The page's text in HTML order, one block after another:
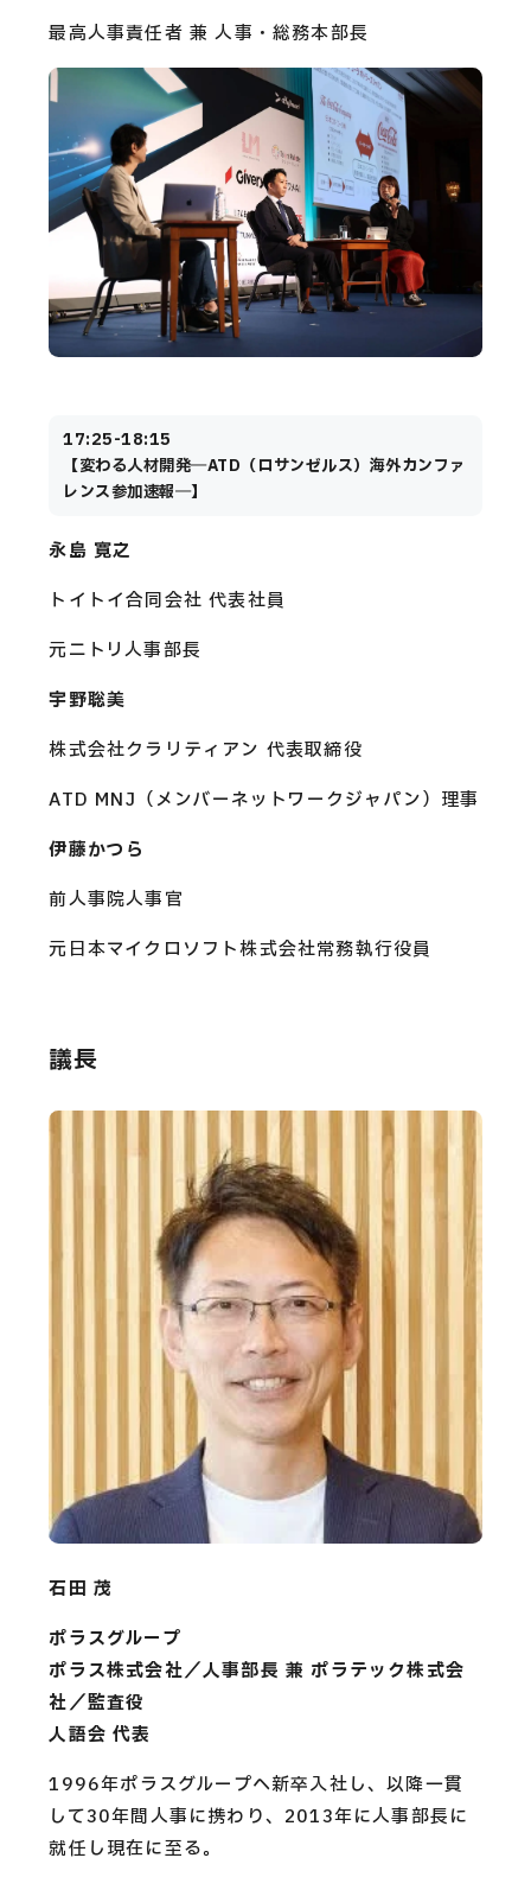
最高人事責任者 兼 人事・総務本部長
17:25-18:15
【変わる人材開発―ATD（ロサンゼルス）海外カンファ
レンス参加速報―】
永島 寛之
トイトイ合同会社 代表社員
元ニトリ人事部長
宇野聡美
株式会社クラリティアン 代表取締役
ATD MNJ（メンバーネットワークジャパン）理事
伊藤かつら
前人事院人事官
元日本マイクロソフト株式会社常務執行役員
議長
石田 茂
ポラスグループ
ポラス株式会社／人事部長 兼 ポラテック株式会
社／監査役
人語会 代表
1996年ポラスグループへ新卒入社し、以降一貫
して30年間人事に携わり、2013年に人事部長に
就任し現在に至る。